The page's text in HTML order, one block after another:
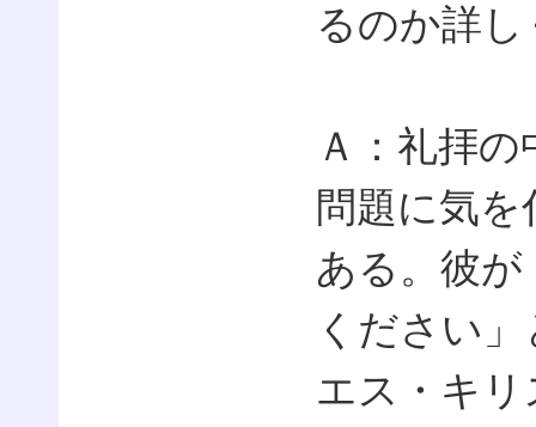
るのか詳
Ａ：礼拝
問題に気
ある。彼
ください
エス・キ